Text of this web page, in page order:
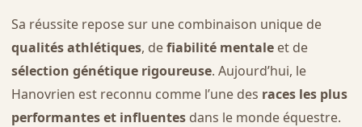
Sa réussite repose sur une combinaison unique de
qualités athlétiques, defiabilité mentaleet de
sélection génétique rigoureuse. Aujourd’hui, le
Hanovrien est reconnu comme l’une des races les plus
performantes et influentesdans le monde équestre.